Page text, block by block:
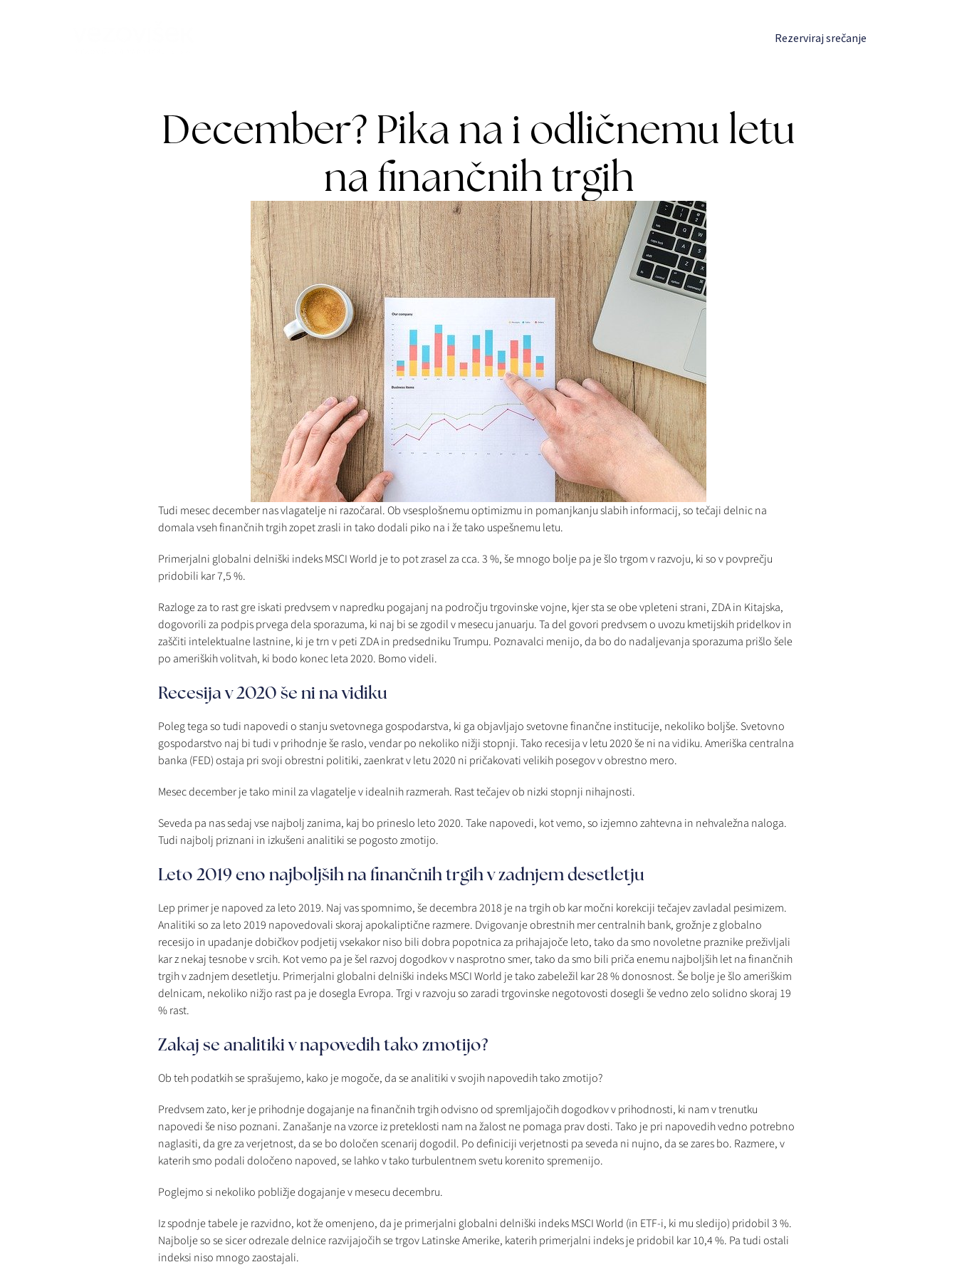
Rezerviraj srečanje
December? Pika na i odličnemu letu
na finančnih trgih
Tudi mesec december nas vlagatelje ni razočaral. Ob vsesplošnemu optimizmu in pomanjkanju slabih informacij, so tečaji delnic na
domala vseh finančnih trgih zopet zrasli in tako dodali piko na i že tako uspešnemu letu.
Primerjalni globalni delniški indeks MSCI World je to pot zrasel za cca. 3 %, še mnogo bolje pa je šlo trgom v razvoju, ki so v povprečju
pridobili kar 7,5 %.
Razloge za to rast gre iskati predvsem v napredku pogajanj na področju trgovinske vojne, kjer sta se obe vpleteni strani, ZDA in Kitajska,
dogovorili za podpis prvega dela sporazuma, ki naj bi se zgodil v mesecu januarju. Ta del govori predvsem o uvozu kmetijskih pridelkov in
zaščiti intelektualne lastnine, ki je trn v peti ZDA in predsedniku Trumpu. Poznavalci menijo, da bo do nadaljevanja sporazuma prišlo šele
po ameriških volitvah, ki bodo konec leta 2020. Bomo videli.
Recesija v 2020 še ni na vidiku
Poleg tega so tudi napovedi o stanju svetovnega gospodarstva, ki ga objavljajo svetovne finančne institucije, nekoliko boljše. Svetovno
gospodarstvo naj bi tudi v prihodnje še raslo, vendar po nekoliko nižji stopnji. Tako recesija v letu 2020 še ni na vidiku. Ameriška centralna
banka (FED) ostaja pri svoji obrestni politiki, zaenkrat v letu 2020 ni pričakovati velikih posegov v obrestno mero.
Mesec december je tako minil za vlagatelje v idealnih razmerah. Rast tečajev ob nizki stopnji nihajnosti.
Seveda pa nas sedaj vse najbolj zanima, kaj bo prineslo leto 2020. Take napovedi, kot vemo, so izjemno zahtevna in nehvaležna naloga.
Tudi najbolj priznani in izkušeni analitiki se pogosto zmotijo.
Leto 2019 eno najboljših na finančnih trgih v zadnjem desetletju
Lep primer je napoved za leto 2019. Naj vas spomnimo, še decembra 2018 je na trgih ob kar močni korekciji tečajev zavladal pesimizem.
Analitiki so za leto 2019 napovedovali skoraj apokaliptične razmere. Dvigovanje obrestnih mer centralnih bank, grožnje z globalno
recesijo in upadanje dobičkov podjetij vsekakor niso bili dobra popotnica za prihajajoče leto, tako da smo novoletne praznike preživljali
kar z nekaj tesnobe v srcih. Kot vemo pa je šel razvoj dogodkov v nasprotno smer, tako da smo bili priča enemu najboljših let na finančnih
trgih v zadnjem desetletju. Primerjalni globalni delniški indeks MSCI World je tako zabeležil kar 28 % donosnost. Še bolje je šlo ameriškim
delnicam, nekoliko nižjo rast pa je dosegla Evropa. Trgi v razvoju so zaradi trgovinske negotovosti dosegli še vedno zelo solidno skoraj 19
% rast.
Zakaj se analitiki v napovedih tako zmotijo?
Ob teh podatkih se sprašujemo, kako je mogoče, da se analitiki v svojih napovedih tako zmotijo?
Predvsem zato, ker je prihodnje dogajanje na finančnih trgih odvisno od spremljajočih dogodkov v prihodnosti, ki nam v trenutku
napovedi še niso poznani. Zanašanje na vzorce iz preteklosti nam na žalost ne pomaga prav dosti. Tako je pri napovedih vedno potrebno
naglasiti, da gre za verjetnost, da se bo določen scenarij dogodil. Po definiciji verjetnosti pa seveda ni nujno, da se zares bo. Razmere, v
katerih smo podali določeno napoved, se lahko v tako turbulentnem svetu korenito spremenijo.
Poglejmo si nekoliko pobližje dogajanje v mesecu decembru.
Iz spodnje tabele je razvidno, kot že omenjeno, da je primerjalni globalni delniški indeks MSCI World (in ETF-i, ki mu sledijo) pridobil 3 %.
Najbolje so se sicer odrezale delnice razvijajočih se trgov Latinske Amerike, katerih primerjalni indeks je pridobil kar 10,4 %. Pa tudi ostali
indeksi niso mnogo zaostajali.